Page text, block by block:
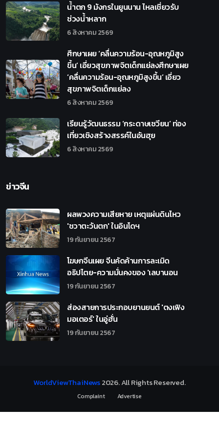
น้ำตก 9 มังกรในยูนนาน ไหลเชี่ยวรับ
ช่วงน้ำหลาก
6 สิงหาคม 2569
ศึกษาเผย ‘คลื่นความร้อน-อุณหภูมิสูง
ขึ้น’ เอี่ยวสุขภาพจิตเด็กแย่ลงศึกษาเผย
‘คลื่นความร้อน-อุณหภูมิสูงขึ้น’ เอี่ยว
สุขภาพจิตเด็กแย่ลง
6 สิงหาคม 2569
เรียนรู้วัฒนธรรม ‘กระดาษเซวียน’ ท่อง
เที่ยวเชิงสร้างสรรค์ในอันฮุย
6 สิงหาคม 2569
ข่าวจีน
ผลพวงความเสียหาย เหตุแผ่นดินไหว
'ชวาตะวันตก' ในอินโดฯ
19 กันยายน 2567
โฆษกจีนเผย จีนคัดค้านการละเมิด
อธิปไตย-ความมั่นคงของ 'เลบานอน
19 กันยายน 2567
ส่องสายการประกอบยานยนต์ 'ตงเฟิง
มอเตอร์' ในอู่ฮั่น
19 กันยายน 2567
WorldViewThaiNews2026. All Rights Reserved.
Complaint Advertise